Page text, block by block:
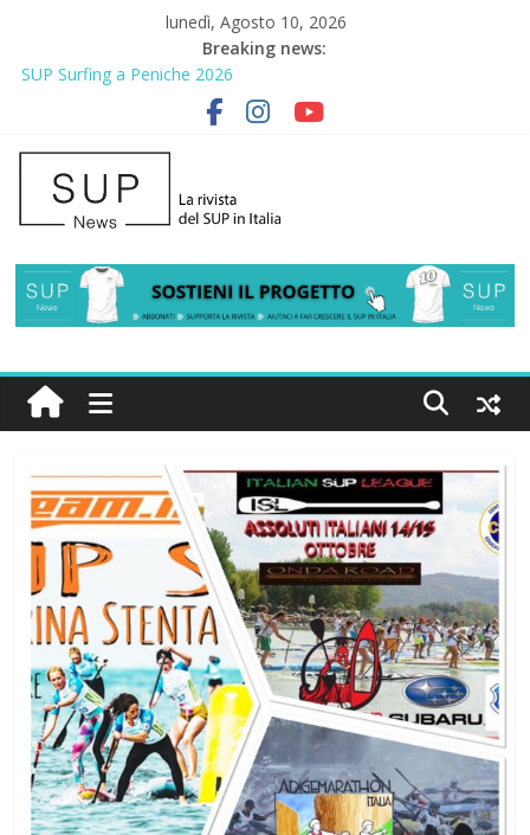
lunedì, Agosto 10, 2026
Breaking news:
SUP Surfing a Peniche 2026
AirSUP a Gallico: prima storica gara per Reggio Calabria
Gallico Paddle Fest 2026: sul lungomare di Gallico torna la festa
del SUP
Porto Selvaggio, a lezione di soccorso con la giornata della
prevenzione
2° Urban Sup Trophy: la regata solidale per lo IOR